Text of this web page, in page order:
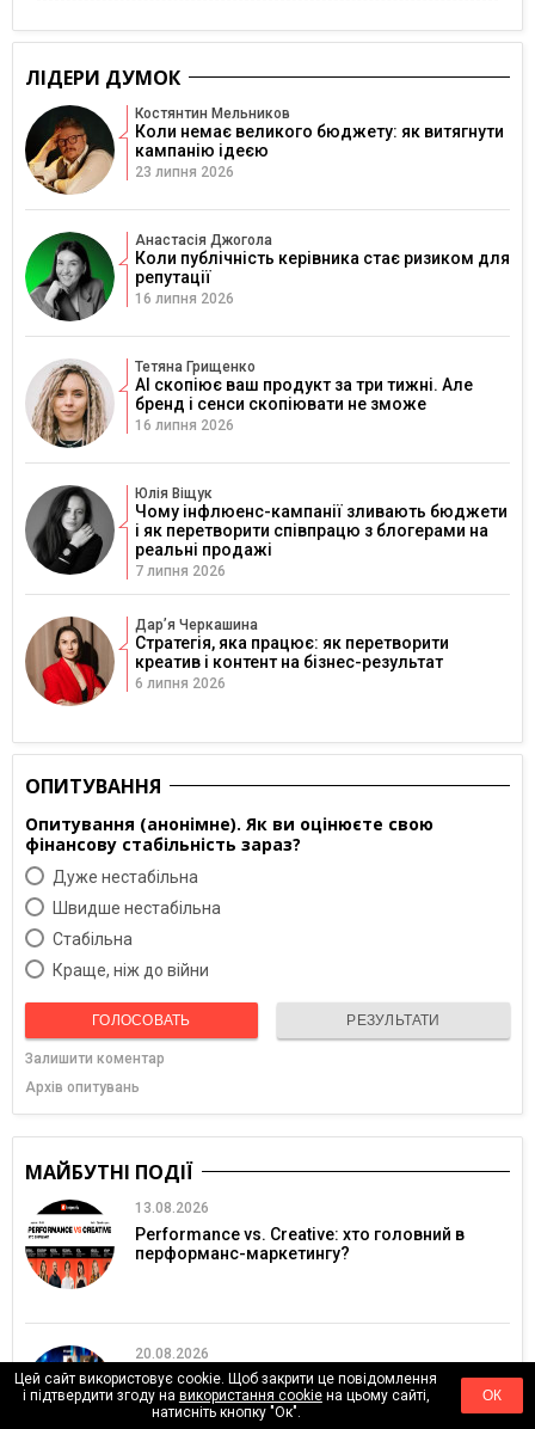
ЛІДЕРИ ДУМОК
Костянтин Мельников
Коли немає великого бюджету: як витягнути
кампанію ідеєю
23 липня 2026
Анастасія Джогола
Коли публічність керівника стає ризиком для
репутації
16 липня 2026
Тетяна Грищенко
AI скопіює ваш продукт за три тижні. Але
бренд і сенси скопіювати не зможе
16 липня 2026
Юлія Віщук
Чому інфлюенс-кампанії зливають бюджети
і як перетворити співпрацю з блогерами на
реальні продажі
7 липня 2026
Дарʼя Черкашина
Стратегія, яка працює: як перетворити
креатив і контент на бізнес-результат
6 липня 2026
ОПИТУВАННЯ
Опитування (анонімне). Як ви оцінюєте свою
фінансову стабільність зараз?
Дуже нестабільна
Швидше нестабільна
Cтабільна
Краще, ніж до війни
ГОЛОСОВАТЬ РЕЗУЛЬТАТИ
Залишити коментар
Архів опитувань
МАЙБУТНІ ПОДІЇ
13.08.2026
Performance vs. Creative: хто головний в
перформанс-маркетингу?
20.08.2026
InvestFest 2026: найбільша онлайн-
конференція про інвестиції
Цей сайт використовує cookie. Щоб закрити це повідомлення
і підтвердити згоду на використання cookieна цьому сайті,
натисніть кнопку "Ок".
ОК